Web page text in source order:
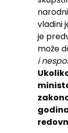
vladini
je
može
i